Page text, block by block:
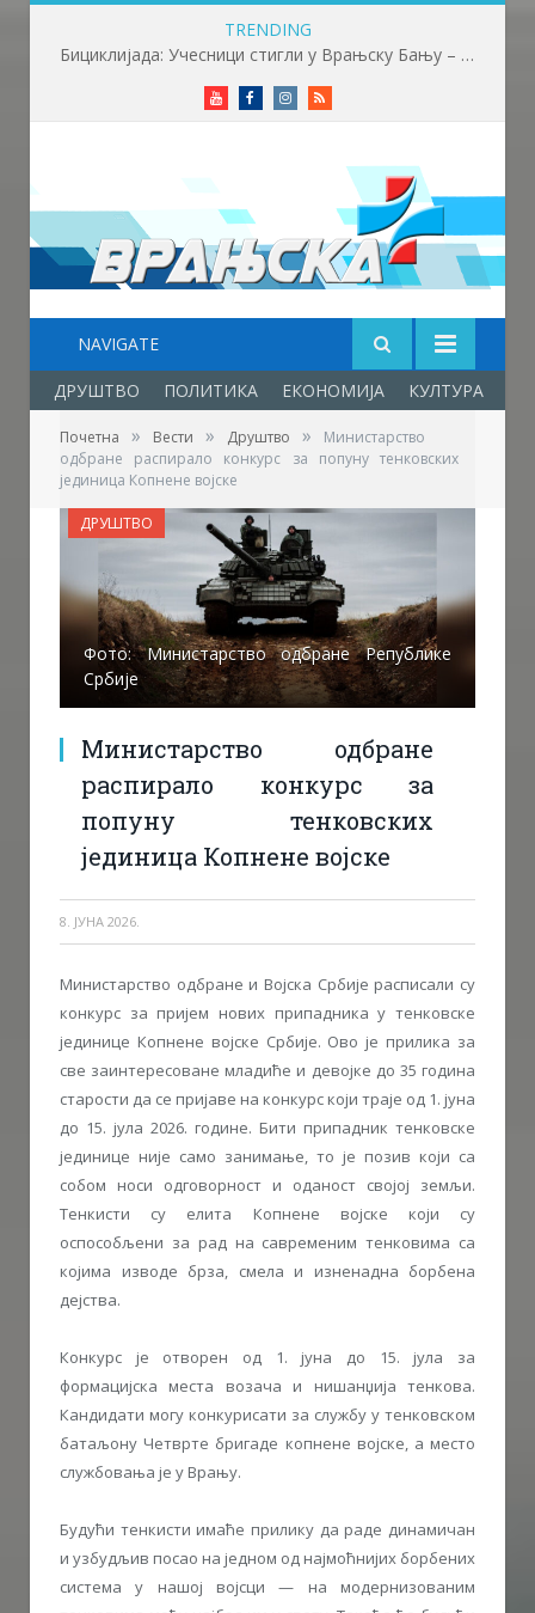
TRENDING
Бициклијада: Учесници стигли у Врањску Бању – почела трка до бране Првонек
YoutubeFacebookInstagram
RSS
NAVIGATE
ДРУШТВО ПОЛИТИКА ЕКОНОМИЈА КУЛТУРА
Почетна » Вести » Друштво »
Министарство
одбране распирало конкурс за попуну тенковских
јединица Копнене војске
Фото: Министарство одбране Републике
Србије
Министарство одбране
распирало конкурс за
попуну тенковских
јединица Копнене војске
8. ЈУНА 2026.
ДРУШТВО
Министарство одбране и Војска Србије расписали су
конкурс за пријем нових припадника у тенковске
јединице Копнене војске Србије. Ово је прилика за
све заинтересоване младиће и девојке до 35 година
старости да се пријаве на конкурс који траје од 1. јуна
до 15. јула 2026. године. Бити припадник тенковске
јединице није само занимање, то је позив који са
собом носи одговорност и оданост својој земљи.
Тенкисти су елита Копнене војске који су
оспособљени за рад на савременим тенковима са
којима изводе брза, смела и изненадна борбена
дејства.
Конкурс je отворен од 1. јуна до 15. јула за
формацијска места возача и нишанџија тенкова.
Кандидати могу конкурисати за службу у тенковском
батаљону Четврте бригаде копнене војске, а место
службовања је у Врању.
Будући тенкисти имаће прилику да раде динамичан
и узбудљив посао на једном од најмоћнијих борбених
система у нашој војсци — на модернизованим